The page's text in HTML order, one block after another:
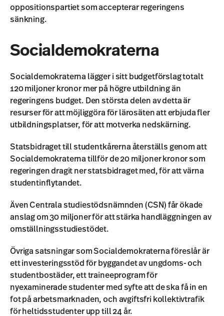
oppositionspartiet som accepterar regeringens
sänkning.
Socialdemokraterna
Socialdemokraterna lägger i sitt budgetförslag totalt
120 miljoner kronor mer på högre utbildning än
regeringens budget. Den största delen av detta är
resurser för att möjliggöra för lärosäten att erbjuda fler
utbildningsplatser, för att motverka nedskärning.
Statsbidraget till studentkårerna återställs genom att
Socialdemokraterna tillför de 20 miljoner kronor som
regeringen dragit ner statsbidraget med, för att värna
studentinflytandet.
Även Centrala studiestödsnämnden (CSN) får ökade
anslag om 30 miljoner för att stärka handläggningen av
omställningsstudiestödet.
Övriga satsningar som Socialdemokraterna föreslår är
ett investeringsstöd för byggandet av ungdoms- och
studentbostäder, ett traineeprogram för
nyexaminerade studenter med syfte att de ska få in en
fot på arbetsmarknaden, och avgiftsfri kollektivtrafik
för heltidsstudenter upp till 24 år.